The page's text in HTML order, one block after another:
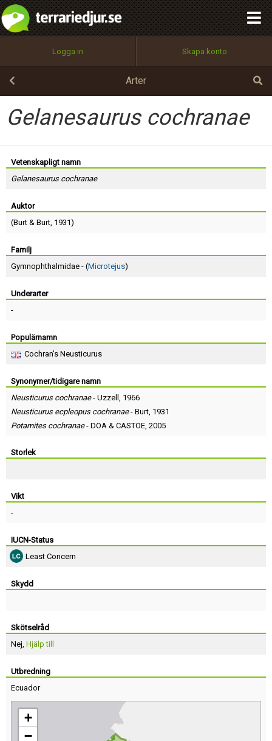
Logga in Skapa konto
Arter
Gelanesaurus cochranae
Vetenskapligt namn
Gelanesaurus cochranae
Auktor
(Burt & Burt, 1931)
Familj
Gymnophthalmidae - (Microtejus)
Underarter
-
Populärnamn
Cochran's Neusticurus
Synonymer/tidigare namn
Neusticurus cochranae- Uzzell , 1966
Neusticurus ecpleopus cochranae- Burt, 1931
Potamites cochranae- DOA & CASTOE, 2005
Storlek
Vikt
-
IUCN-Status
Least Concern
Skydd
Skötselråd
Nej, Hjälp till
Utbredning
Ecuador
+
−
Utför
100%
OK
integritetspolicy
Namn:
Epost:
Lösenord:
Terms of Service
Skapa konto
Begär nytt lösenord
Tillbaka till förstasidan